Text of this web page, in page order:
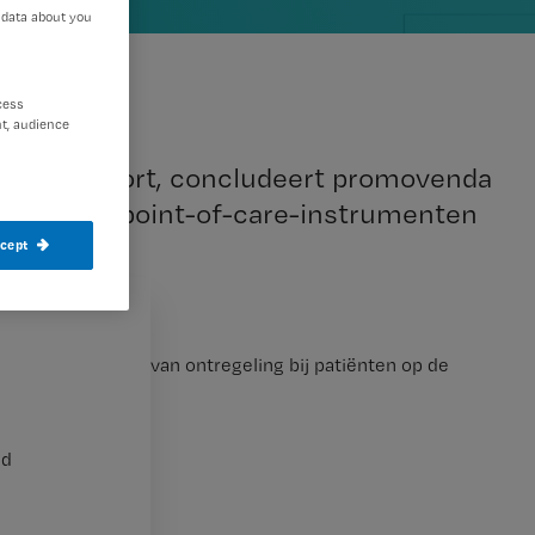
tekort, concludeert promovenda
point-of-care-instrumenten
van de mate van ontregeling bij patiënten op de
about you
audience